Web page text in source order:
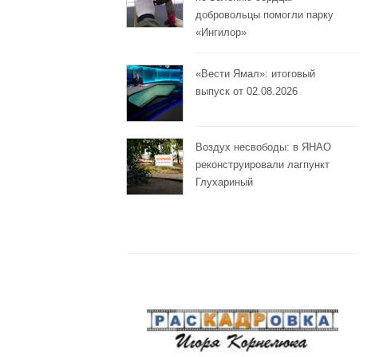
добровольцы помогли парку
«Ингилор»
«Вести Ямал»: итоговый
выпуск от 02.08.2026
Воздух несвободы: в ЯНАО
реконструировали лагпункт
Глухариный